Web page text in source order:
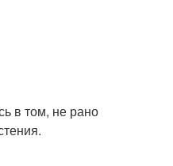
в том, не рано